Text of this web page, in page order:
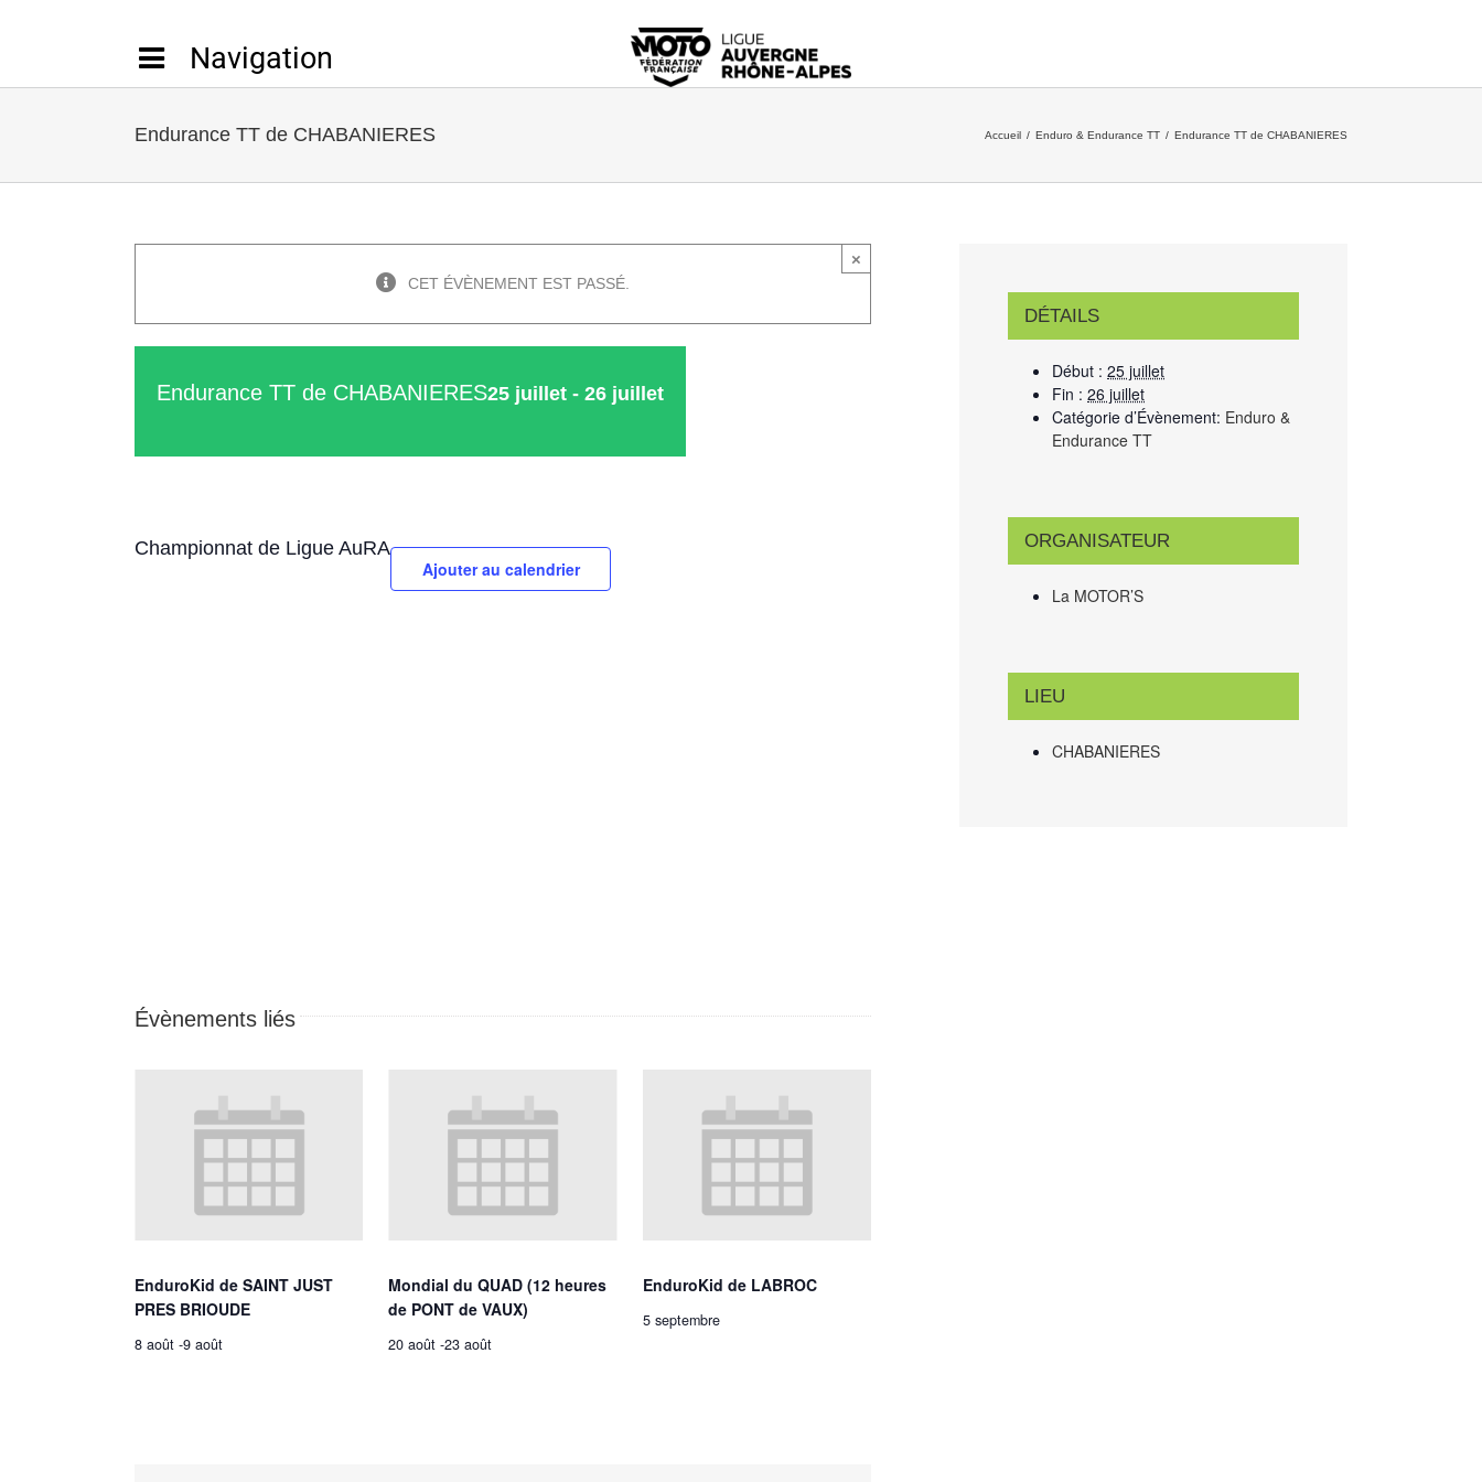
Endurance TT de CHABANIERES Accueil / Enduro & Endurance TT / Endurance TT de CHABANIERES
×
CET ÉVÈNEMENT EST PASSÉ.
Endurance TT de CHABANIERES25 juillet - 26 juillet
Championnat de Ligue AuRA
Ajouter au calendrier
Évènements liés
EnduroKid de SAINT JUST
PRES BRIOUDE
8 août -9 août
Mondial du QUAD (12 heures
de PONT de VAUX)
20 août -23 août
EnduroKid de LABROC
5 septembre
DÉTAILS
Début : 25 juillet
Fin : 26 juillet
Catégorie d’Évènement: Enduro &
Endurance TT
ORGANISATEUR
La MOTOR’S
LIEU
CHABANIERES